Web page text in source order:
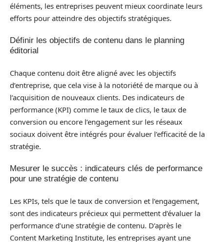
éléments, les entreprises peuvent mieux coordinate leurs
efforts pour atteindre des objectifs stratégiques.
Définir les objectifs de contenu dans le planning
éditorial
Chaque contenu doit être aligné avec les objectifs
d’entreprise, que cela vise à la notoriété de marque ou à
l’acquisition de nouveaux clients. Des indicateurs de
performance (KPI) comme le taux de clics, le taux de
conversion ou encore l’engagement sur les réseaux
sociaux doivent être intégrés pour évaluer l’efficacité de la
stratégie.
Mesurer le succès : indicateurs clés de performance
pour une stratégie de contenu
Les KPIs, tels que le taux de conversion et l’engagement,
sont des indicateurs précieux qui permettent d’évaluer la
performance d’une stratégie de contenu. D’après le
Content Marketing Institute, les entreprises ayant une